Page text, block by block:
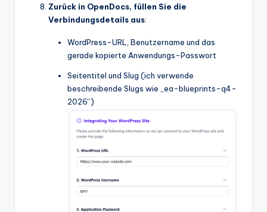
Zurück in OpenDocs, füllen Sie die
Verbindungsdetails aus:
WordPress-URL, Benutzername und das
gerade kopierte Anwendungs-Passwort
Seitentitel und Slug (ich verwende
beschreibende Slugs wie „ea-blueprints-q4-
2026“)